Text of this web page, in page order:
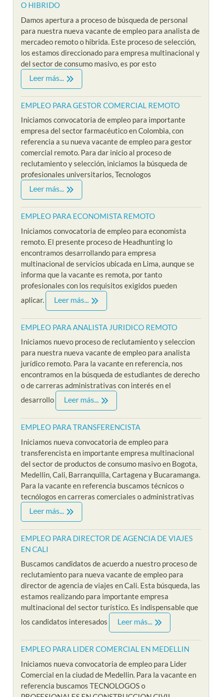
O HIBRIDO
Damos apertura a proceso de búsqueda de personal
para nuestra nueva vacante de empleo para analista de
mercadeo remoto o hibrida. Este proceso de selección,
los estamos direccionado para empresa multinacional y
del sector de consumo masivo, es por esto
Leer más...
EMPLEO PARA GESTOR COMERCIAL REMOTO
Iniciamos convocatoria de empleo para importante
empresa del sector farmacéutico en Colombia, con
referencia a su nueva vacante de empleo para gestor
comercial remoto. Para dar inicio al proceso de
reclutamiento y selección, iniciamos la búsqueda de
profesionales universitarios, Tecnologos
Leer más...
EMPLEO PARA ECONOMISTA REMOTO
Iniciamos convocatoria de empleo para economista
remoto. El presente proceso de Headhunting lo
encontramos desarrollando para empresa
multinacional de servicios ubicada en Lima, aunque se
informa que la vacante es remota, por tanto
profesionales con los requisitos exigidos pueden
aplicar.
Leer más...
EMPLEO PARA ANALISTA JURIDICO REMOTO
Iniciamos nuevo proceso de reclutamiento y seleccion
para nuestra nueva vacante de empleo para analista
jurídico remoto. Para la vacante en referencia, nos
encontramos en la búsqueda de estudiantes de derecho
o de carreras administrativas con interés en el
desarrollo
Leer más...
EMPLEO PARA TRANSFERENCISTA
Iniciamos nueva convocatoria de empleo para
transferencista en importante empresa multinacional
del sector de productos de consumo masivo en Bogota,
Medellin, Cali, Barranquilla, Cartagena y Bucaramanga.
Para la vacante en referencia buscamos técnicos o
tecnólogos en carreras comerciales o administrativas
Leer más...
EMPLEO PARA DIRECTOR DE AGENCIA DE VIAJES
EN CALI
Buscamos candidatos de acuerdo a nuestro proceso de
reclutamiento para nueva vacante de empleo para
director de agencia de viajes en Cali. Esta búsqueda, las
estamos realizando para importante empresa
multinacional del sector turístico. Es indispensable que
los candidatos interesados
Leer más...
EMPLEO PARA LIDER COMERCIAL EN MEDELLIN
Iniciamos nueva convocatoria de empleo para Lider
Comercial en la ciudad de Medellin. Para la vacante en
referencia buscamos TECNOLOGOS o